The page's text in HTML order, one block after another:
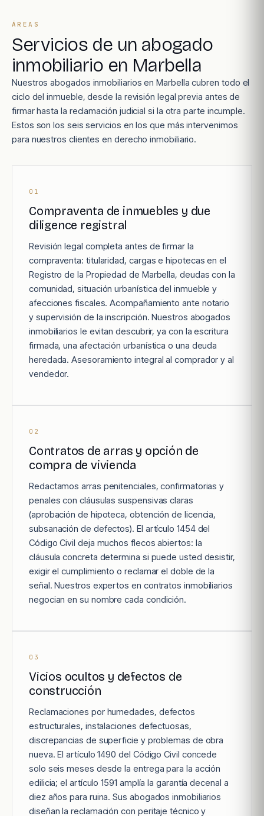
ÁREAS
Servicios de un abogado
inmobiliario en Marbella
Nuestros abogados inmobiliarios en Marbella cubren todo el
ciclo del inmueble, desde la revisión legal previa antes de
firmar hasta la reclamación judicial si la otra parte incumple.
Estos son los seis servicios en los que más intervenimos
para nuestros clientes en derecho inmobiliario.
01
Compraventa de inmuebles y due
diligence registral
Revisión legal completa antes de firmar la
compraventa: titularidad, cargas e hipotecas en el
Registro de la Propiedad de Marbella, deudas con la
comunidad, situación urbanística del inmueble y
afecciones fiscales. Acompañamiento ante notario
y supervisión de la inscripción. Nuestros abogados
inmobiliarios le evitan descubrir, ya con la escritura
firmada, una afectación urbanística o una deuda
heredada. Asesoramiento integral al comprador y al
vendedor.
02
Contratos de arras y opción de
compra de vivienda
Redactamos arras penitenciales, confirmatorias y
penales con cláusulas suspensivas claras
(aprobación de hipoteca, obtención de licencia,
subsanación de defectos). El artículo 1454 del
Código Civil deja muchos flecos abiertos: la
cláusula concreta determina si puede usted desistir,
exigir el cumplimiento o reclamar el doble de la
señal. Nuestros expertos en contratos inmobiliarios
negocian en su nombre cada condición.
03
Vicios ocultos y defectos de
construcción
Reclamaciones por humedades, defectos
estructurales, instalaciones defectuosas,
discrepancias de superficie y problemas de obra
nueva. El artículo 1490 del Código Civil concede
solo seis meses desde la entrega para la acción
edilicia; el artículo 1591 amplía la garantía decenal a
diez años para ruina. Sus abogados inmobiliarios
diseñan la reclamación con peritaje técnico y